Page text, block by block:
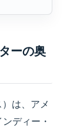
ーの奥
は、アメ
ディー・